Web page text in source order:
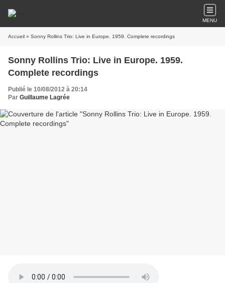
MENU
Accueil » Sonny Rollins Trio: Live in Europe. 1959. Complete recordings
Sonny Rollins Trio: Live in Europe. 1959.
Complete recordings
Publié le 10/08/2012 à 20:14
Par Guillaume Lagrée